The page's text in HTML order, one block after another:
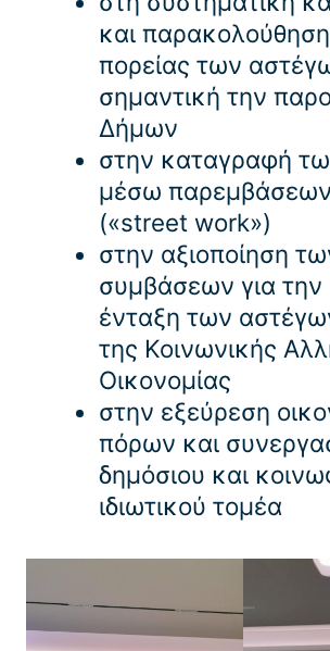
και
πορείας των
σημαντική την
Δήμων
στην καταγραφή
μέσω
(«street work»)
στην αξιοποίηση
συμβάσεων για την
ένταξη των
της Κοινωνικής
Οικονομίας
στην εξεύρεση
πόρων και
δημόσιου και
ιδιωτικού τομέα